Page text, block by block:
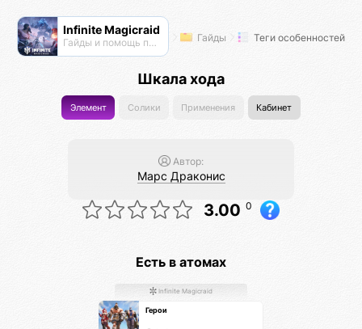
Infinite Magicraid
Гайды и помощь по игре Гайды Теги особенностей
Шкала хода
Элемент Солики Применения Кабинет
Автор:
Марс Драконис
3.00 0
Есть в атомах
Infinite Magicraid
Герои